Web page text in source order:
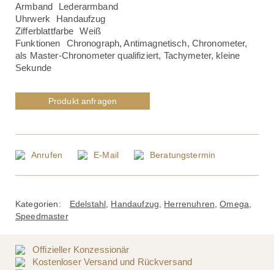
Armband
Lederarmband
Uhrwerk
Handaufzug
Zifferblattfarbe
Weiß
Funktionen
Chronograph, Antimagnetisch, Chronometer,
als Master-Chronometer qualifiziert, Tachymeter, kleine
Sekunde
Produkt anfragen
Anrufen E-Mail Beratungstermin
Kategorien: Edelstahl Handaufzug Herrenuhren ,Omega
Speedmaster
Offizieller Konzessionär
Kostenloser Versand und Rückversand